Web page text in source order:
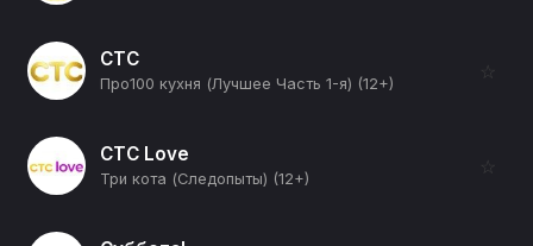
СТС
Про100 кухня (Лучшее Часть 1-я) (12+)
☆
СТС Love
Три кота (Следопыты) (12+)
☆